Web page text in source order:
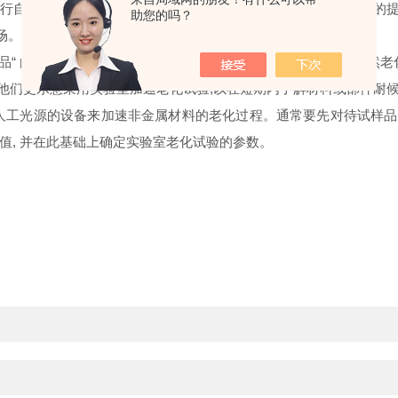
助您的吗？
自然曝露老化试验。我国也有一个由广州电器科学研究院牵头的
由概念到市场”的生 产周期是很快的,但材料的选择和户外自然
更乐意采用实验室加速老化试验,以在短期内了解材料或部件耐
光源的设备来加速非金属材料的老化过程。通常要先对待试样
并在此基础上确定实验室老化试验的参数。